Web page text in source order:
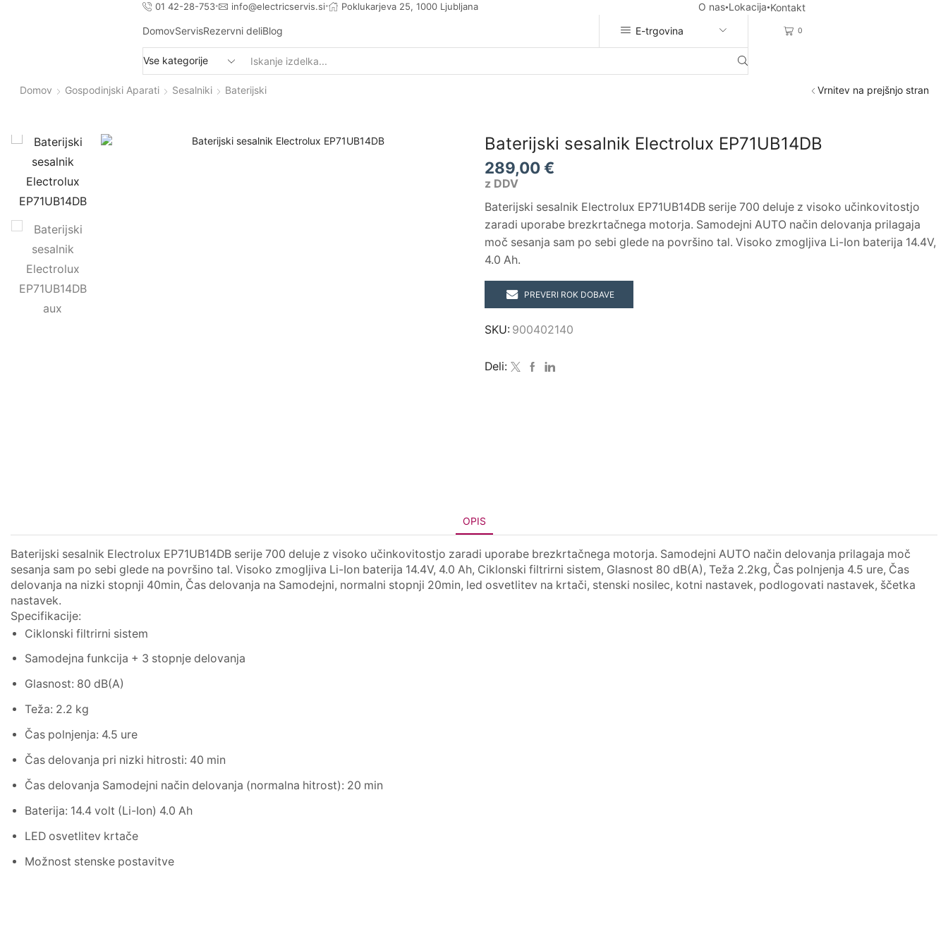
01 42-28-753 info@electricservis.si Poklukarjeva 25, 1000 Ljubljana O nas Lokacija Kontakt
DomovServisRezervni deliBlog E-trgovina 0
Domov Gospodinjski Aparati Sesalniki Baterijski Vrnitev na prejšnjo stran
Baterijski sesalnik Electrolux EP71UB14DB
289,00€
z DDV
Baterijski sesalnik Electrolux EP71UB14DB serije 700 deluje z visoko učinkovitostjo
zaradi uporabe brezkrtačnega motorja. Samodejni AUTO način delovanja prilagaja
moč sesanja sam po sebi glede na površino tal. Visoko zmogljiva Li-Ion baterija 14.4V,
4.0 Ah.
PREVERI ROK DOBAVE
SKU: 900402140
Deli:
OPIS
Baterijski sesalnik Electrolux EP71UB14DB serije 700 deluje z visoko učinkovitostjo zaradi uporabe brezkrtačnega motorja. Samodejni AUTO način delovanja prilagaja moč
sesanja sam po sebi glede na površino tal. Visoko zmogljiva Li-Ion baterija 14.4V, 4.0 Ah, Ciklonski filtrirni sistem, Glasnost 80 dB(A), Teža 2.2kg, Čas polnjenja 4.5 ure, Čas
delovanja na nizki stopnji 40min, Čas delovanja na Samodejni, normalni stopnji 20min, led osvetlitev na krtači, stenski nosilec, kotni nastavek, podlogovati nastavek, ščetka
nastavek.
Specifikacije:
Ciklonski filtrirni sistem
Samodejna funkcija + 3 stopnje delovanja
Glasnost: 80 dB(A)
Teža: 2.2 kg
Čas polnjenja: 4.5 ure
Čas delovanja pri nizki hitrosti: 40 min
Čas delovanja Samodejni način delovanja (normalna hitrost): 20 min
Baterija: 14.4 volt (Li-Ion) 4.0 Ah
LED osvetlitev krtače
Možnost stenske postavitve